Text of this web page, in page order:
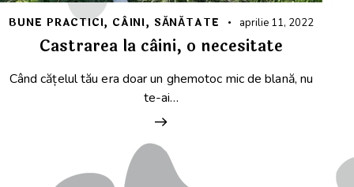
BUNE PRACTICI, CÂINI, SĂNĂTATE aprilie 11, 2022
Castrarea la câini, o necesitate
Când cățelul tău era doar un ghemotoc mic de blană, nu
te-ai…